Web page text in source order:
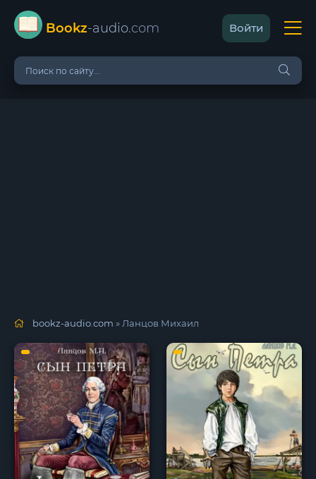
Bookz-audio.com Войти
bookz-audio.com » Ланцов Михаил